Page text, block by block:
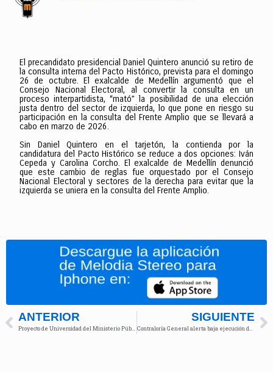
El precandidato presidencial Daniel Quintero anunció su retiro de
la consulta interna del Pacto Histórico, prevista para el domingo
26 de octubre. El exalcalde de Medellín argumentó que el
Consejo Nacional Electoral, al convertir la consulta en un
proceso interpartidista, “mató” la posibilidad de una elección
justa dentro del sector de izquierda, lo que pone en riesgo su
participación en la consulta del Frente Amplio que se llevará a
cabo en marzo de 2026.
Sin Daniel Quintero en el tarjetón, la contienda por la
candidatura del Pacto Histórico se reduce a dos opciones: Iván
Cepeda y Carolina Corcho. El exalcalde de Medellín denunció
que este cambio de reglas fue orquestado por el Consejo
Nacional Electoral y sectores de la derecha para evitar que la
izquierda se uniera en la consulta del Frente Amplio.
ANTERIOR SIGUIENTE